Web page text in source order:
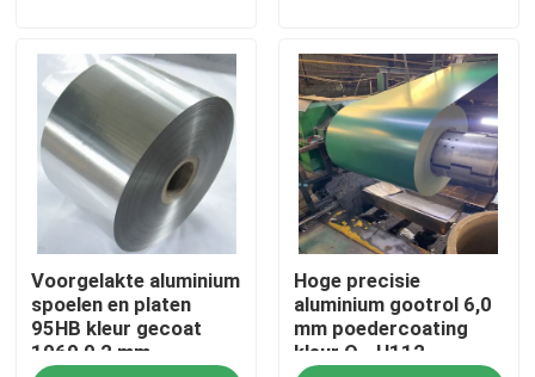
Kwaliteitscontrole
Vraag een offerte aan
De molen beëindigt Aluminiumrol
Kleur Met een laag bedekte Aluminiumrol
Koudgewalste Aluminiumrol
Voorgelakte aluminium
spoelen en platen
95HB kleur gecoat
1060 0,2 mm
Hoge precisie
aluminium gootrol 6,0
mm poedercoating
kleur O - H112